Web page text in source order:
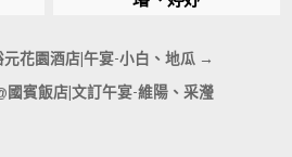
元花園酒店|午宴-小白、地瓜 →
國賓飯店|文訂午宴-維陽、采瀅